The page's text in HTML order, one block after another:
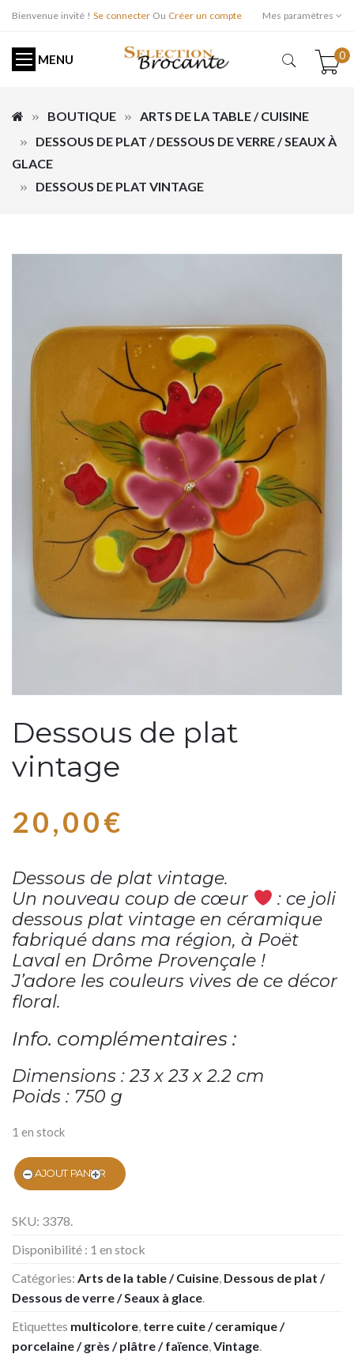
Bienvenue invité ! Se connecter Ou Créer un compte Mes paramètres
MENU 0
BOUTIQUE
ARTS DE LA TABLE / CUISINE
DESSOUS DE PLAT / DESSOUS DE VERRE / SEAUX À
GLACE
DESSOUS DE PLAT VINTAGE
Dessous de plat
vintage
20,00€
Dessous de plat vintage.
Un nouveau coup de cœur
: ce joli
dessous plat vintage en céramique
fabriqué dans ma région, à Poët
Laval en Drôme Provençale !
J’adore les couleurs vives de ce décor
floral.
Info. complémentaires :
Dimensions : 23 x 23 x 2.2 cm
Poids : 750 g
1 en stock
AJOUT PANIER
SKU: 3378
Disponibilité : 1 en stock
Catégories: Arts de la table / Cuisine Dessous de plat /
Dessous de verre / Seaux à glace
Etiquettes multicolore terre cuite / ceramique /
porcelaine / grès / plâtre / faïence Vintage